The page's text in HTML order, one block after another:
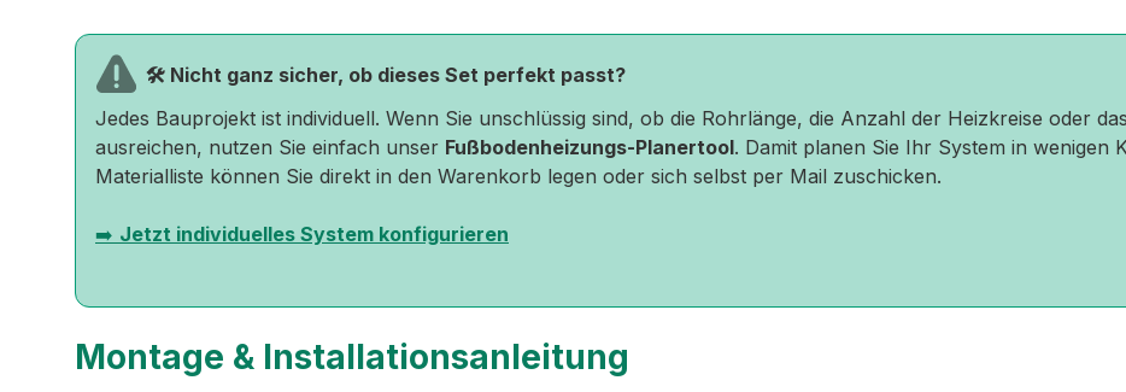
🛠️ Nicht ganz sicher, ob dieses Set perfekt passt?
Jedes Bauprojekt ist individuell. Wenn Sie unschlüssig sind, ob die Rohrlänge, die Anzahl der Heizkreise oder
ausreichen, nutzen Sie einfach unser Fußbodenheizungs-Planertool. Damit planen Sie Ihr System in wenigen
Materialliste können Sie direkt in den Warenkorb legen oder sich selbst per Mail zuschicken.
➡️ Jetzt individuelles System konfigurieren
Montage & Installationsanleitung